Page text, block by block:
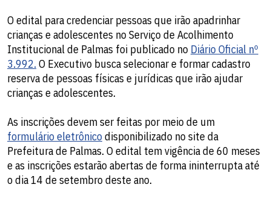
O edital para credenciar pessoas que irão apadrinhar
crianças e adolescentes no Serviço de Acolhimento
Institucional de Palmas foi publicado no Diário Oficial nº
3.992. O Executivo busca selecionar e formar cadastro
reserva de pessoas físicas e jurídicas que irão ajudar
crianças e adolescentes.
As inscrições devem ser feitas por meio de um
formulário eletrônicodisponibilizado no site da
Prefeitura de Palmas. O edital tem vigência de 60 meses
e as inscrições estarão abertas de forma ininterrupta até
o dia 14 de setembro deste ano.